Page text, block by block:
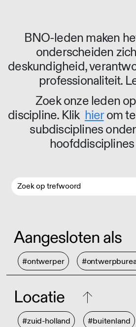
BNO-leden maken
onderscheiden
deskundigheid,
professionaliteit.
Zoek onze leden
discipline. Klik hierom
subdisciplines
hoofddisciplines
Aangesloten als
#ontwerper
Locatie
#zuid-holland #buitenland